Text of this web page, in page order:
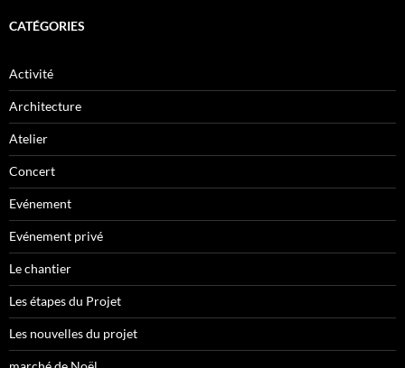
CATÉGORIES
Activité
Architecture
Atelier
Concert
Evénement
Evénement privé
Le chantier
Les étapes du Projet
Les nouvelles du projet